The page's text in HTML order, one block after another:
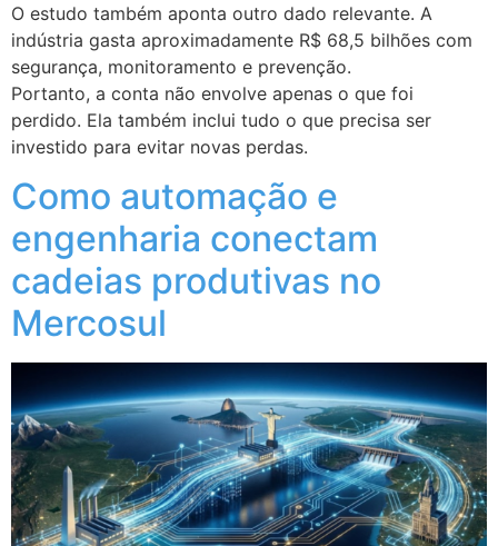
O estudo também aponta outro dado relevante. A
indústria gasta aproximadamente R$ 68,5 bilhões com
segurança, monitoramento e prevenção.
Portanto, a conta não envolve apenas o que foi
perdido. Ela também inclui tudo o que precisa ser
investido para evitar novas perdas.
Como automação e
engenharia conectam
cadeias produtivas no
Mercosul